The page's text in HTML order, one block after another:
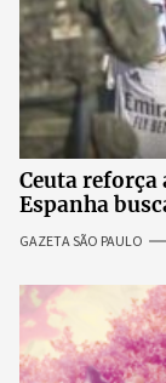
Ceuta
Espanha
GAZETA SÃO PAULO